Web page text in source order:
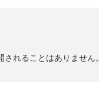
れることはありません。